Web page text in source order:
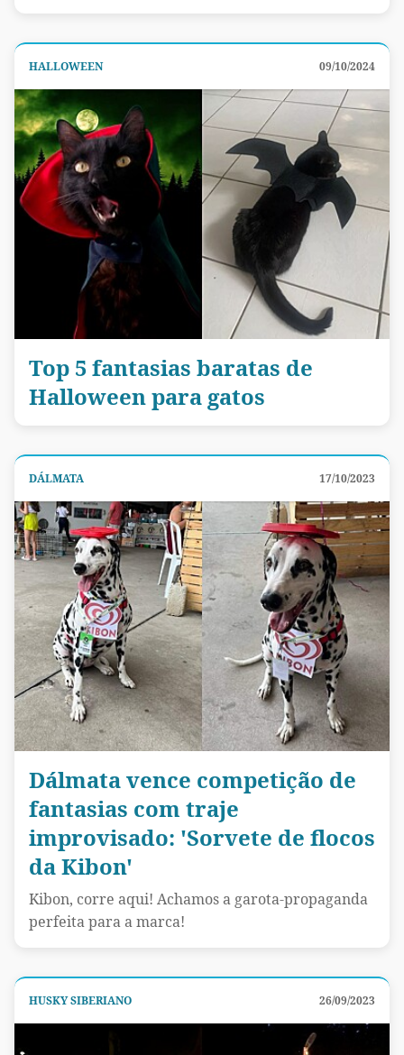
HALLOWEEN 09/10/2024
Top 5 fantasias baratas de
Halloween para gatos
DÁLMATA 17/10/2023
Dálmata vence competição de
fantasias com traje
improvisado: 'Sorvete de flocos
da Kibon'
Kibon, corre aqui! Achamos a garota-propaganda
perfeita para a marca!
HUSKY SIBERIANO 26/09/2023